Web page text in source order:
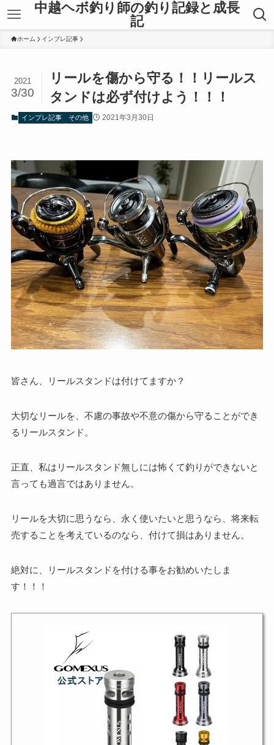
中越ヘボ釣り師の釣り記録と成長
記
ホーム インプレ記事
リールを傷から守る！！リールス
タンドは必ず付けよう！！！
2021
3/30
インプレ記事 その他 2021年3月30日
皆さん、リールスタンドは付けてますか？
大切なリールを、不慮の事故や不意の傷から守ることができ
るリールスタンド。
正直、私はリールスタンド無しには怖くて釣りができないと
言っても過言ではありません。
リールを大切に思うなら、永く使いたいと思うなら、将来転
売することを考えているのなら、付けて損はありません。
絶対に、リールスタンドを付ける事をお勧めいたしま
す！！！